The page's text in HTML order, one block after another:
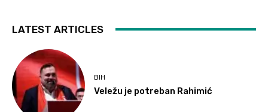
LATEST ARTICLES
BIH
Veležu je potreban Rahimić